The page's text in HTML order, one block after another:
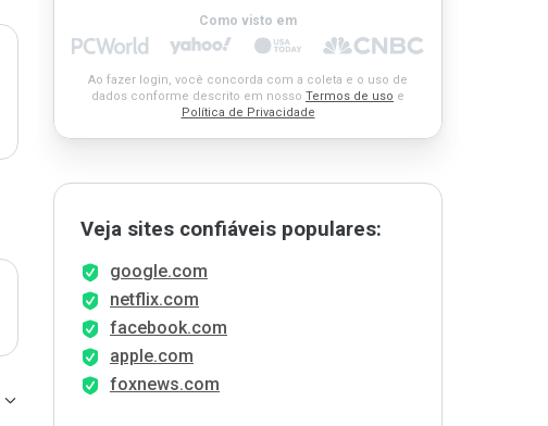
Como visto em
Ao fazer login, você concorda com a coleta e o uso de
dados conforme descrito em nosso Termos de uso e
Política de Privacidade
Veja sites confiáveis populares:
google.com
netflix.com
facebook.com
apple.com
foxnews.com